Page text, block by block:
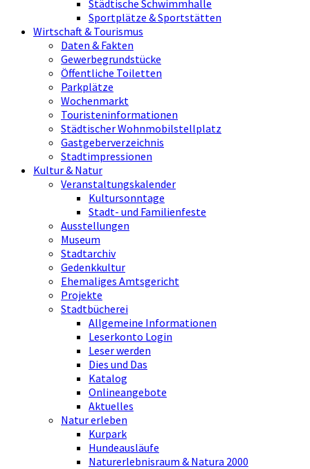
Städtische Schwimmhalle
Sportplätze & Sportstätten
Wirtschaft & Tourismus
Daten & Fakten
Gewerbegrundstücke
Öffentliche Toiletten
Parkplätze
Wochenmarkt
Touristeninformationen
Städtischer Wohnmobilstellplatz
Gastgeberverzeichnis
Stadtimpressionen
Kultur & Natur
Veranstaltungskalender
Kultursonntage
Stadt- und Familienfeste
Ausstellungen
Museum
Stadtarchiv
Gedenkkultur
Ehemaliges Amtsgericht
Projekte
Stadtbücherei
Allgemeine Informationen
Leserkonto Login
Leser werden
Dies und Das
Katalog
Onlineangebote
Aktuelles
Natur erleben
Kurpark
Hundeausläufe
Naturerlebnisraum & Natura 2000